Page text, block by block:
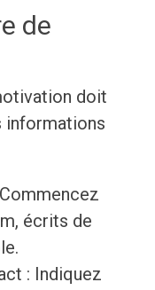
de
doit
informations
écrits de
: Indiquez